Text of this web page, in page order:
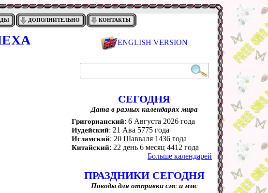
ДОПОЛНИТЕЛЬНО КОНТАКТЫ
ENGLISH VERSION
СЕГОДНЯ
Дата в разных календарях мира
Григорианский: 6 Августа 2026 года
Иудейский: 21 Ава 5775 года
Исламский: 20 Шавваля 1436 года
Китайский: 22 день 6 месяц 4412 года
Больше календарей
ПРАЗДНИКИ СЕГОДНЯ
Поводы для отправки смс и ммс